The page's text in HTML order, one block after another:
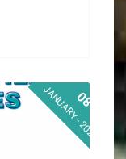
08
JANUARY - 2026